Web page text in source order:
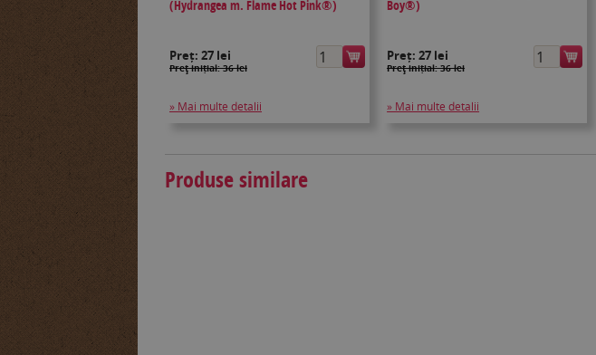
(Hydrangea m. Flame Hot Pink®)
Preț: 27 lei
Preţ inițial: 36 lei
» Mai multe detalii
Boy®)
Preț:27 lei
Preţ inițial: 36 lei
» Mai multe detalii
Produse similare